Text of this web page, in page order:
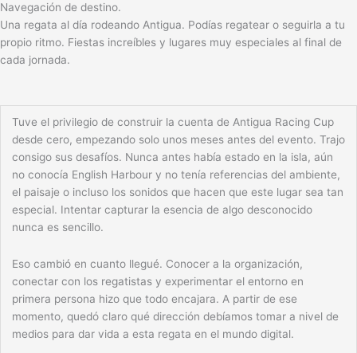
Navegación de destino.
Una regata al día rodeando Antigua. Podías regatear o seguirla a tu
propio ritmo. Fiestas increíbles y lugares muy especiales al final de
cada jornada.
Tuve el privilegio de construir la cuenta de Antigua Racing Cup
desde cero, empezando solo unos meses antes del evento. Trajo
consigo sus desafíos. Nunca antes había estado en la isla, aún
no conocía English Harbour y no tenía referencias del ambiente,
el paisaje o incluso los sonidos que hacen que este lugar sea tan
especial. Intentar capturar la esencia de algo desconocido
nunca es sencillo.
Eso cambió en cuanto llegué. Conocer a la organización,
conectar con los regatistas y experimentar el entorno en
primera persona hizo que todo encajara. A partir de ese
momento, quedó claro qué dirección debíamos tomar a nivel de
medios para dar vida a esta regata en el mundo digital.